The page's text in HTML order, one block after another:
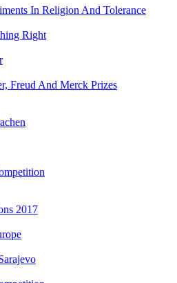
In Religion And Tolerance
Right
Freud And Merck Prizes
2017